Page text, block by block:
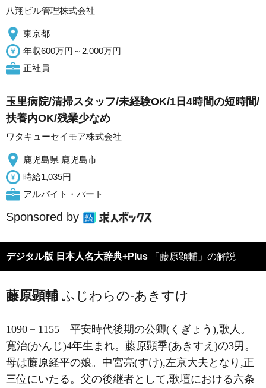
八翔ビル管理株式会社
東京都
年収600万円～2,000万円
正社員
玉里病院/清掃スタッフ/未経験OK/1日4時間の短時間/
扶養内OK/残業少なめ
ワタキューセイモア株式会社
鹿児島県 鹿児島市
時給1,035円
アルバイト・パート
Sponsored by
デジタル版 日本人名大辞典+Plus 「藤原顕輔」の解説
藤原顕輔 ふじわらの-あきすけ
1090－1155 平安時代後期の公卿(くぎょう),歌人。
寛治(かんじ)4年生まれ。藤原顕季(あきすえ)の3男。
母は藤原経平の娘。中宮亮(すけ),左京大夫となり,正
三位にいたる。父の後継者として,歌壇における六条